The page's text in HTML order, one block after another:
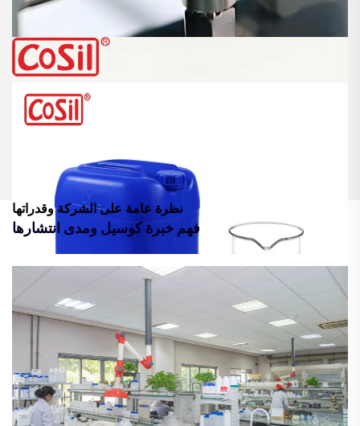
نظرة عامة على الشركة وقدراتها
فهم خبرة كوسيل ومدى انتشارها